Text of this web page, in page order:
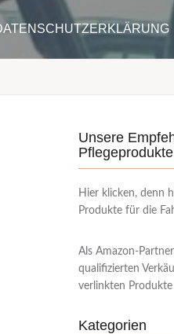
Unsere
Hier klicken, denn
Produkte für die
Als Amazon-
qualifizierten
verlinkten Produkte
Kategorien